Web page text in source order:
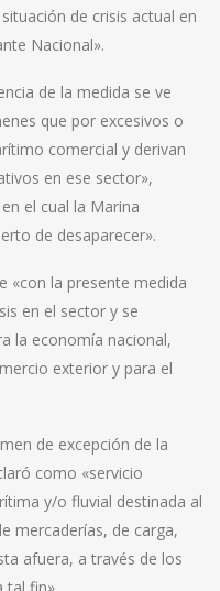
de crisis actual en
Nacional».
de la medida se ve
que por excesivos o
comercial y derivan
en ese sector»,
el cual la Marina
de desaparecer».
«con la presente medida
en el sector y se
la economía nacional,
exterior y para el
de excepción de la
como «servicio
y/o fluvial destinada al
mercaderías, de carga,
afuera, a través de los